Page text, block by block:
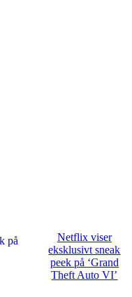
Netflix viser
eksklusivt sneak
peek på ‘Grand
Theft Auto VI’